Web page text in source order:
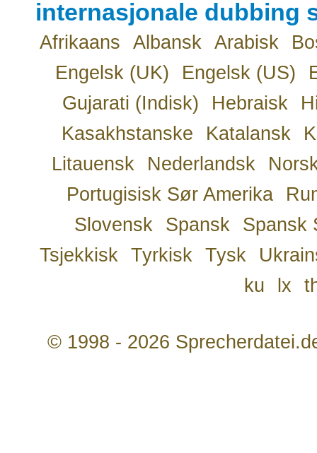
internasjonale dubbing
Afrikaans Albansk Arabisk
Engelsk (UK)
Engelsk (US)
Gujarati (Indisk)
Hebraisk
Kasakhstanske
Katalansk
Litauensk
Nederlandsk
Portugisisk Sør Amerika
Slovensk
Spansk
Spansk
Tsjekkisk
Tyrkisk Tysk
ku
lx
© 1998 - 2026